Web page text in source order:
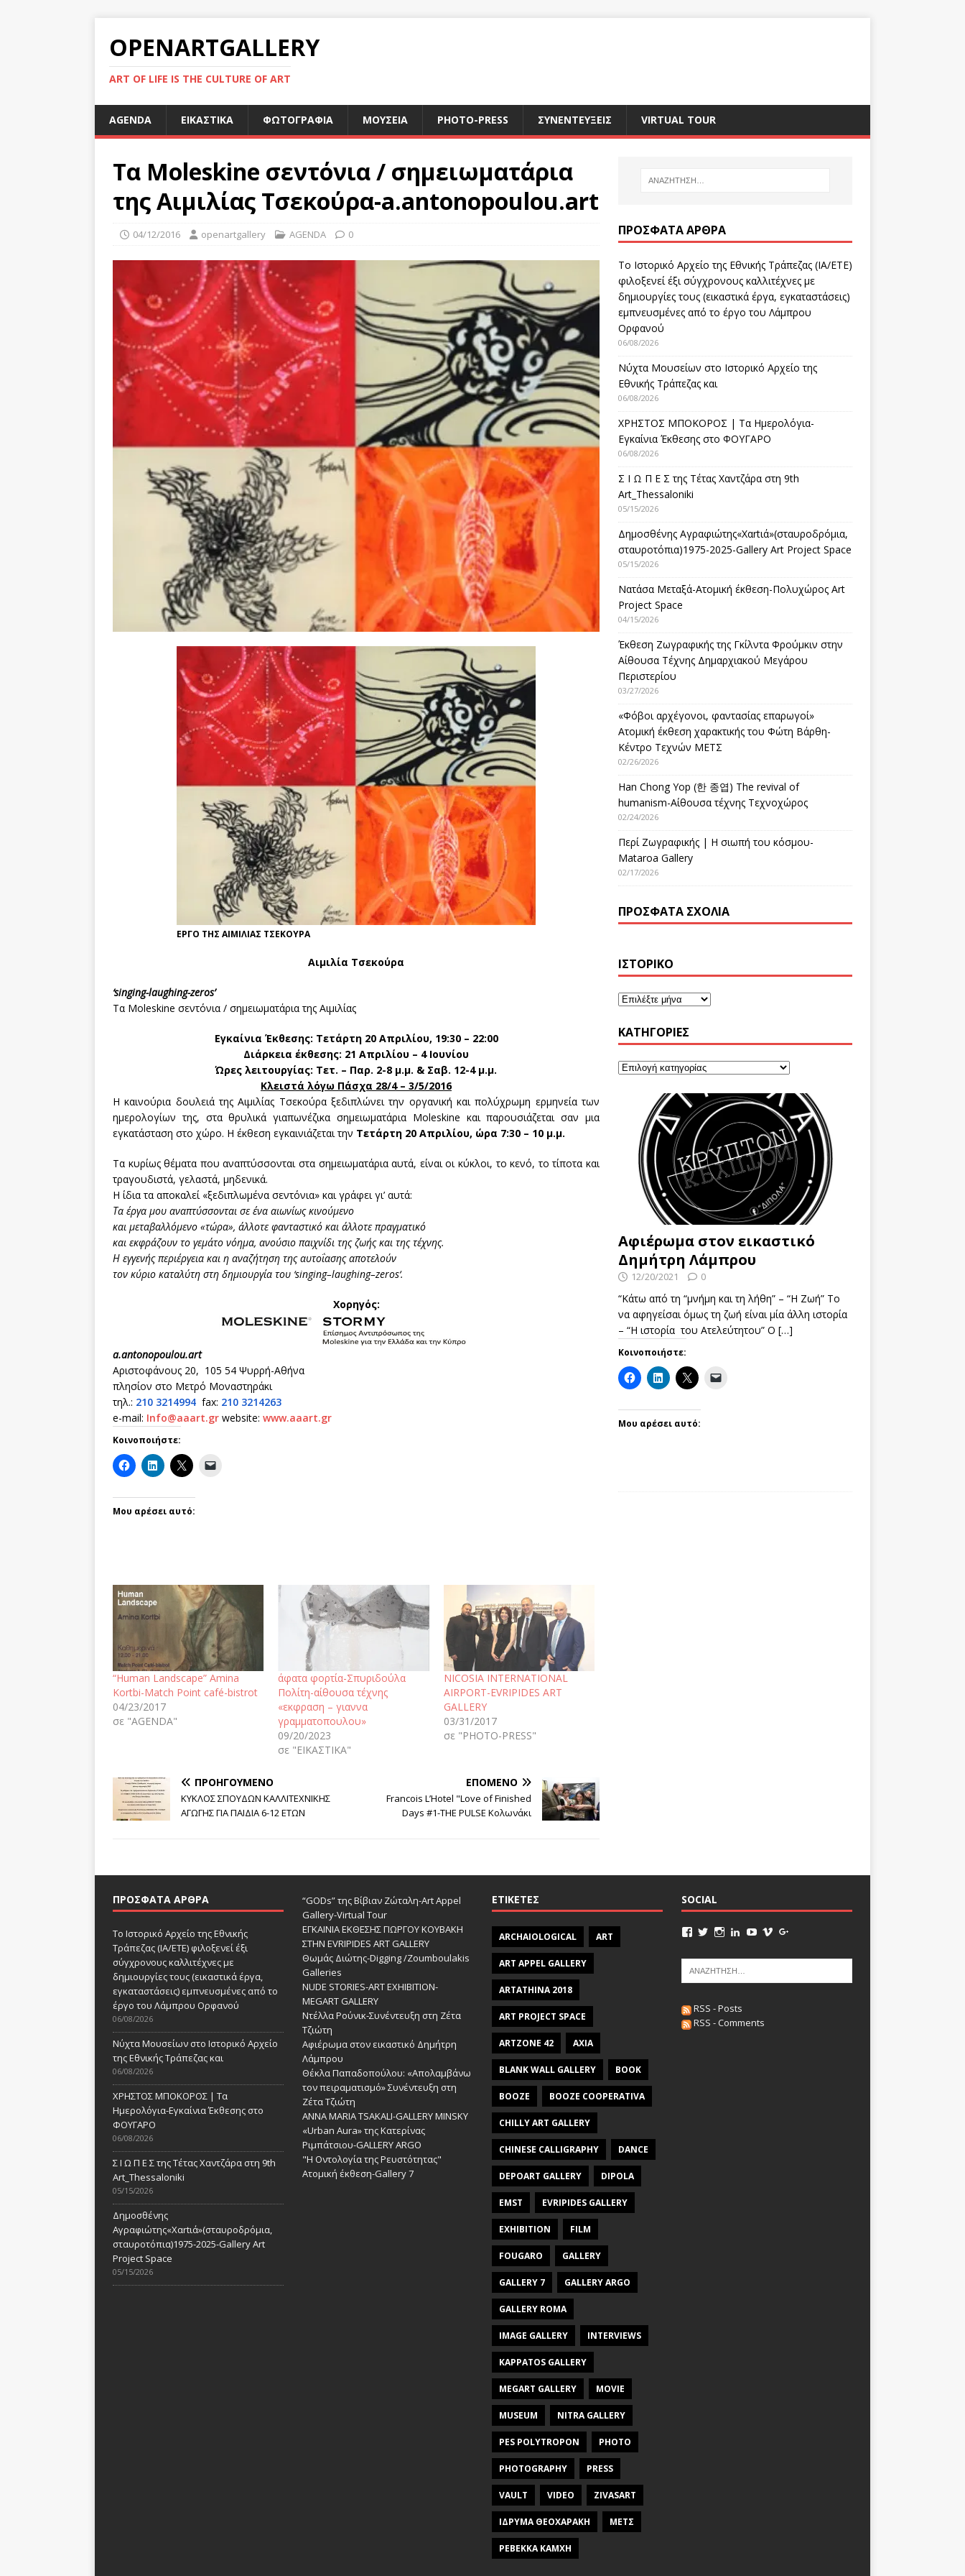
OPENARTGALLERY
ART OF LIFE IS THE CULTURE OF ART
AGENDA ΕΙΚΑΣΤΙΚΑ ΦΩΤΟΓΡΑΦΙΑ ΜΟΥΣΕΙΑ PHOTO-PRESS ΣΥΝΕΝΤΕΥΞΕΙΣ VIRTUAL TOUR
Τα Moleskine σεντόνια / σημειωματάρια
της Αιμιλίας Τσεκούρα-a.antonopoulou.art
04/12/2016 openartgallery AGENDA 0
ΕΡΓΟ ΤΗΣ ΑΙΜΙΛΙΑΣ ΤΣΕΚΟΥΡΑ
Αιμιλία Τσεκούρα
‘singing-laughing-zeros’
Τα Moleskine σεντόνια / σημειωματάρια της Αιμιλίας
Εγκαίνια Έκθεσης: Τετάρτη 20 Απριλίου, 19:30 – 22:00
Διάρκεια έκθεσης: 21 Απριλίου – 4 Ιουνίου
Ώρες λειτουργίας: Τετ. – Παρ. 2-8 μ.μ. & Σαβ. 12-4 μ.μ.
Κλειστά λόγω Πάσχα 28/4 – 3/5/2016
Η καινούρια δουλειά της Αιμιλίας Τσεκούρα ξεδιπλώνει την οργανική και πολύχρωμη ερμηνεία των
ημερολογίων της, στα θρυλικά γιαπωνέζικα σημειωματάρια Moleskine και παρουσιάζεται σαν μια
εγκατάσταση στο χώρο. Η έκθεση εγκαινιάζεται την Τετάρτη 20 Απριλίου, ώρα 7:30 – 10 μ.μ.
Τα κυρίως θέματα που αναπτύσσονται στα σημειωματάρια αυτά, είναι οι κύκλοι, το κενό, το τίποτα και
τραγουδιστά, γελαστά, μηδενικά.
Η ίδια τα αποκαλεί «ξεδιπλωμένα σεντόνια» και γράφει γι’ αυτά:
Τα έργα μου αναπτύσσονται σε ένα αιωνίως κινούμενο
και μεταβαλλόμενο «τώρα», άλλοτε φανταστικό και άλλοτε πραγματικό
και εκφράζουν το γεμάτο νόημα, ανούσιο παιχνίδι της ζωής και της τέχνης.
Η εγγενής περιέργεια και η αναζήτηση της αυτοΐασης αποτελούν
τον κύριο καταλύτη στη δημιουργία του ‘singing–laughing–zeros‘.
Χορηγός:
a.antonopoulou.art
Αριστοφάνους 20, 105 54 Ψυρρή-Αθήνα
πλησίον στο Μετρό Μοναστηράκι
τηλ.: 210 3214994 fax: 210 3214263
e-mail: Info@aaart.gr website: www.aaart.gr
Κοινοποιήστε:
Μου αρέσει αυτό:
“Human Landscape” Amina
Kortbi-Match Point café-bistrot
04/23/2017
σε "AGENDA"
άφατα φορτία-Σπυριδούλα
Πολίτη-αίθουσα τέχνης
«εκφραση – γιαννα
γραμματοπουλου»
09/20/2023
σε "ΕΙΚΑΣΤΙΚΑ"
NICOSIA INTERNATIONAL
AIRPORT-EVRIPIDES ART
GALLERY
03/31/2017
σε "PHOTO-PRESS"
ΠΡΟΗΓΟΎΜΕΝΟ
ΚΥΚΛΟΣ ΣΠΟΥΔΩΝ ΚΑΛΛΙΤΕΧΝΙΚΗΣ
ΑΓΩΓΗΣ ΓΙΑ ΠΑΙΔΙΑ 6-12 ΕΤΩΝ
ΕΠΌΜΕΝΟ
Francois L’Hotel "Love of Finished
Days #1-THE PULSE Κολωνάκι
ΠΡΌΣΦΑΤΑ ΆΡΘΡΑ
Το Ιστορικό Αρχείο της Εθνικής Τράπεζας (ΙΑ/ΕΤΕ)
φιλοξενεί έξι σύγχρονους καλλιτέχνες με
δημιουργίες τους (εικαστικά έργα, εγκαταστάσεις)
εμπνευσμένες από το έργο του Λάμπρου
Ορφανού
06/08/2026
Νύχτα Μουσείων στο Ιστορικό Αρχείο της
Εθνικής Τράπεζας και
06/08/2026
ΧΡΗΣΤΟΣ ΜΠΟΚΟΡΟΣ | Τα Ημερολόγια-
Εγκαίνια Έκθεσης στο ΦΟΥΓΑΡΟ
06/08/2026
Σ Ι Ω Π Ε Σ της Τέτας Χαντζάρα στη 9th
Art_Thessaloniki
05/15/2026
Δημοσθένης Αγραφιώτης«Xαrtιά»(σταυροδρόμια,
σταυροτόπια)1975-2025-Gallery Art Project Space
05/15/2026
Νατάσα Μεταξά-Ατομική έκθεση-Πολυχώρος Art
Project Space
04/15/2026
Έκθεση Ζωγραφικής της Γκίλντα Φρούμκιν στην
Αίθουσα Τέχνης Δημαρχιακού Μεγάρου
Περιστερίου
03/27/2026
«Φόβοι αρχέγονοι, φαντασίας επαρωγοί»
Ατομική έκθεση χαρακτικής του Φώτη Βάρθη-
Κέντρο Τεχνών ΜΕΤΣ
02/26/2026
Han Chong Yop (한 종엽) The revival of
humanism-Αίθουσα τέχνης Τεχνοχώρος
02/24/2026
Περί Ζωγραφικής | Η σιωπή του κόσμου-
Mataroa Gallery
02/17/2026
ΠΡΌΣΦΑΤΑ ΣΧΌΛΙΑ
ΙΣΤΟΡΙΚΌ
KΑΤΗΓΟΡΊΕΣ
Αφιέρωμα στον εικαστικό
Δημήτρη Λάμπρου
12/20/2021 0
“Κάτω από τη “μνήμη και τη λήθη” – “Η Ζωή” Το
να αφηγείσαι όμως τη ζωή είναι μία άλλη ιστορία
– “Η ιστορία του Ατελεύτητου” Ο […]
Κοινοποιήστε:
Μου αρέσει αυτό:
ΠΡΌΣΦΑΤΑ ΆΡΘΡΑ
Το Ιστορικό Αρχείο της Εθνικής
Τράπεζας (ΙΑ/ΕΤΕ) φιλοξενεί έξι
σύγχρονους καλλιτέχνες με
δημιουργίες τους (εικαστικά έργα,
εγκαταστάσεις) εμπνευσμένες από το
έργο του Λάμπρου Ορφανού
06/08/2026
Νύχτα Μουσείων στο Ιστορικό Αρχείο
της Εθνικής Τράπεζας και
06/08/2026
ΧΡΗΣΤΟΣ ΜΠΟΚΟΡΟΣ | Τα
Ημερολόγια-Εγκαίνια Έκθεσης στο
ΦΟΥΓΑΡΟ
06/08/2026
Σ Ι Ω Π Ε Σ της Τέτας Χαντζάρα στη 9th
Art_Thessaloniki
05/15/2026
Δημοσθένης
Αγραφιώτης«Xαrtιά»(σταυροδρόμια,
σταυροτόπια)1975-2025-Gallery Art
Project Space
05/15/2026
“GODs” της Βίβιαν Ζώταλη-Art Appel
Gallery-Virtual Tour
ΕΓΚΑΙΝΙΑ ΕΚΘΕΣΗΣ ΓΙΩΡΓΟΥ ΚΟΥΒΑΚΗ
ΣΤΗΝ EVRIPIDES ART GALLERY
Θωμάς Διώτης-Digging /Zoumboulakis
Galleries
NUDE STORIES-ΑRT EXHIBITION-
MEGART GALLERY
Ντέλλα Ρούνικ-Συνέντευξη στη Ζέτα
Τζιώτη
Αφιέρωμα στον εικαστικό Δημήτρη
Λάμπρου
Θέκλα Παπαδοπούλου: «Απολαμβάνω
τον πειραματισμό» Συνέντευξη στη
Ζέτα Τζιώτη
ANNA MARIA TSAKALI-GALLERY MINSKY
«Urban Aura» της Κατερίνας
Ριμπάτσιου-GALLERY ARGO
"Η Οντολογία της Ρευστότητας"
Ατομική έκθεση-Gallery 7
ΕΤΙΚΈΤΕΣ
ARCHAIOLOGICAL ART
ART APPEL GALLERY
ARTATHINA 2018
ART PROJECT SPACE
ARTZONE 42 AXIA
BLANK WALL GALLERY BOOK
BOOZE BOOZE COOPERATIVA
CHILLY ART GALLERY
CHINESE CALLIGRAPHY DANCE
DEPOART GALLERY DIPOLA
EMST EVRIPIDES GALLERY
EXHIBITION FILM
FOUGARO GALLERY
GALLERY 7 GALLERY ARGO
GALLERY ROMA
IMAGE GALLERY INTERVIEWS
KAPPATOS GALLERY
MEGART GALLERY MOVIE
MUSEUM NITRA GALLERY
PES POLYTROPON PHOTO
PHOTOGRAPHY PRESS
VAULT VIDEO ZIVASART
ΙΔΡΥΜΑ ΘΕΟΧΑΡΑΚΗ ΜΕΤΣ
ΡΕΒΕΚΚΑ ΚΑΜΧΗ
SOCIAL
RSS - Posts
RSS - Comments